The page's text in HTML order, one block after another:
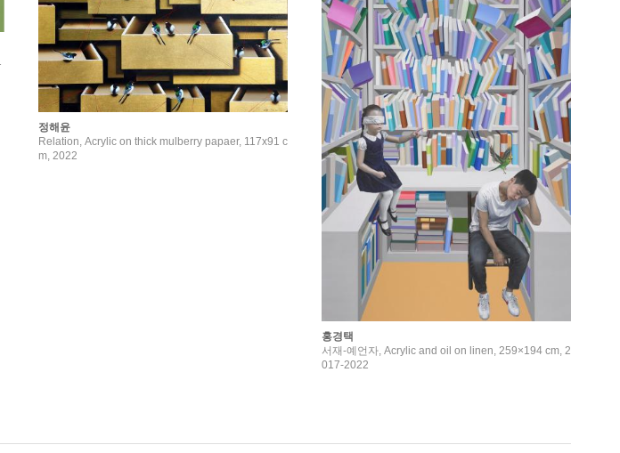
정해윤
Relation, Acrylic on thick mulberry papaer, 117x91 c
m, 2022
홍경택
서재-예언자, Acrylic and oil on linen, 259×194 cm, 2
017-2022